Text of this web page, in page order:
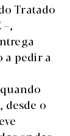
Tratado
a pedir a
desde o